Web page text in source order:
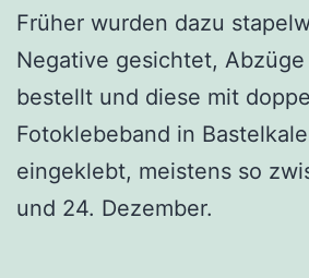
Früher wurden dazu
Negative gesichtet,
bestellt und diese mit
Fotoklebeband in
eingeklebt, meistens so
und 24. Dezember.